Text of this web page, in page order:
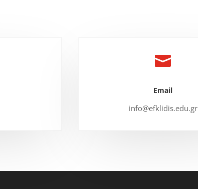

Email
info@efklidis.edu.gr